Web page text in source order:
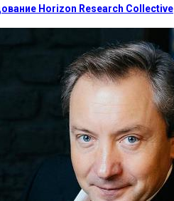
Horizon Research Collective